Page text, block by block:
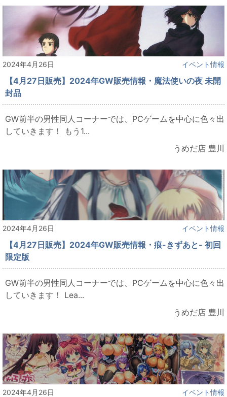
2024年4月26日 イベント情報
【4月27日販売】2024年GW販売情報・魔法使いの夜 未開
封品
GW前半の男性同人コーナーでは、PCゲームを中心に色々出
していきます！ もう1...
うめだ店 豊川
2024年4月26日 イベント情報
【4月27日販売】2024年GW販売情報・痕-きずあと- 初回
限定版
GW前半の男性同人コーナーでは、PCゲームを中心に色々出
していきます！ Lea...
うめだ店 豊川
2024年4月26日 イベント情報